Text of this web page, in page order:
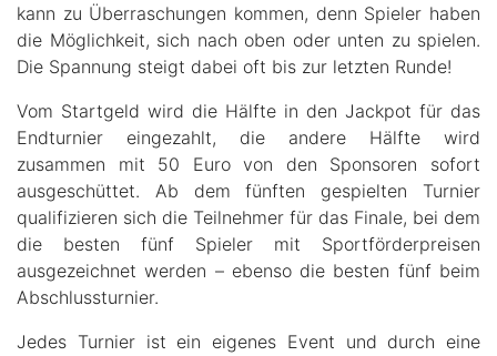
kann zu Überraschungen kommen, denn Spieler haben
die Möglichkeit, sich nach oben oder unten zu spielen.
Die Spannung steigt dabei oft bis zur letzten Runde!
Vom Startgeld wird die Hälfte in den Jackpot für das
Endturnier eingezahlt, die andere Hälfte wird
zusammen mit 50 Euro von den Sponsoren sofort
ausgeschüttet. Ab dem fünften gespielten Turnier
qualifizieren sich die Teilnehmer für das Finale, bei dem
die besten fünf Spieler mit Sportförderpreisen
ausgezeichnet werden – ebenso die besten fünf beim
Abschlussturnier.
Jedes Turnier ist ein eigenes Event und durch eine